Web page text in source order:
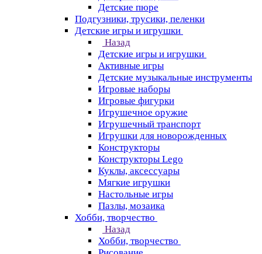
Детские пюре
Подгузники, трусики, пеленки
Детские игры и игрушки
Назад
Детские игры и игрушки
Активные игры
Детские музыкальные инструменты
Игровые наборы
Игровые фигурки
Игрушечное оружие
Игрушечный транспорт
Игрушки для новорожденных
Конструкторы
Конструкторы Lego
Куклы, аксессуары
Мягкие игрушки
Настольные игры
Пазлы, мозаика
Хобби, творчество
Назад
Хобби, творчество